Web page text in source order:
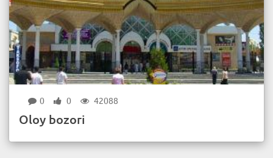
0 0 42088
Oloy bozori